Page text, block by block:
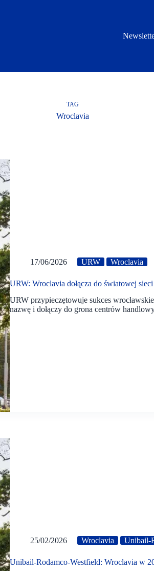
TAG
Wroclavia
17/06/2026 URW Wroclavia
URW: Wroclavia dołącza do światowej
URW przypieczętowuje sukces
nazwę i dołączy do grona centrów
25/02/2026 Wroclavia Unibail-
Unibail-Rodamco-Westfield: Wroclavia w